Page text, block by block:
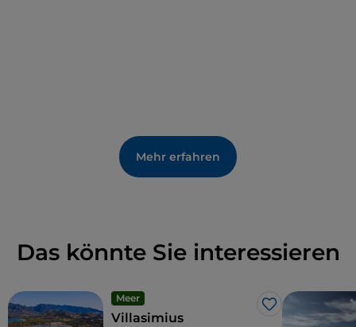
Mehr erfahren
Das könnte Sie interessieren
Meer
Like
Villasimius